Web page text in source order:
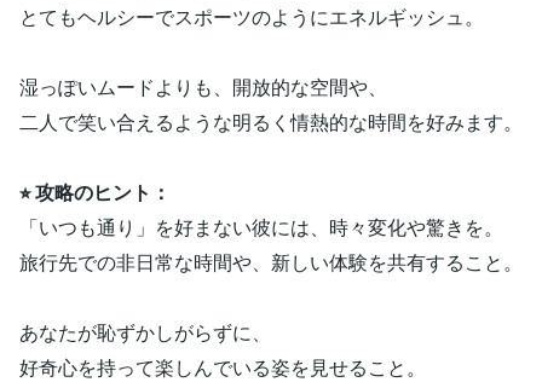
とてもヘルシーでスポーツのようにエネルギッシュ。
湿っぽいムードよりも、開放的な空間や、
二人で笑い合えるような明るく情熱的な時間を好みます。
⭐︎ 攻略のヒント：
「いつも通り」を好まない彼には、時々変化や驚きを。
旅行先での非日常な時間や、新しい体験を共有すること。
あなたが恥ずかしがらずに、
好奇心を持って楽しんでいる姿を見せること。